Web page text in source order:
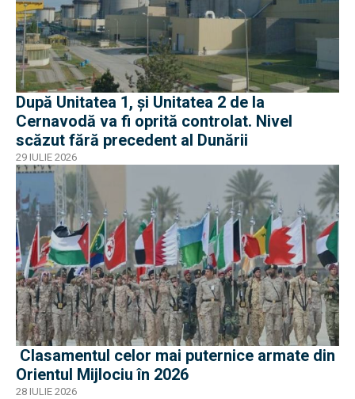
După Unitatea 1, și Unitatea 2 de la
Cernavodă va fi oprită controlat. Nivel
scăzut fără precedent al Dunării
29 IULIE 2026
Clasamentul celor mai puternice armate din
Orientul Mijlociu în 2026
28 IULIE 2026